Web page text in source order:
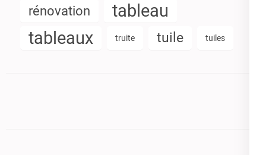
rénovation
tableau
tableaux
truite tuile tuiles